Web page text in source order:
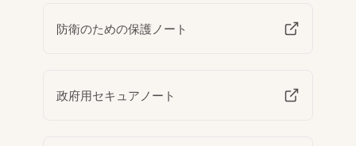
防衛のための保護ノート
政府用セキュアノート